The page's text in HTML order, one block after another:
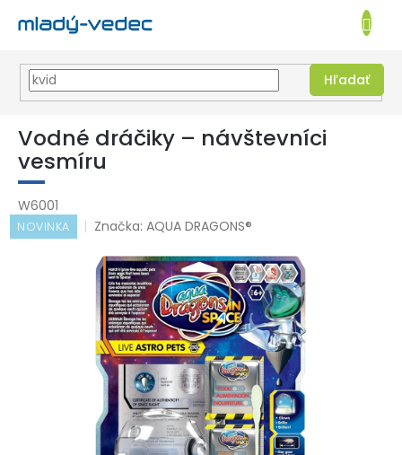
Prejsť
obsah
EUR
Hľadať
KOŠÍK
Vodné dráčiky – návštevníci
vesmíru
W6001
NOVINKA Značka: AQUA DRAGONS®